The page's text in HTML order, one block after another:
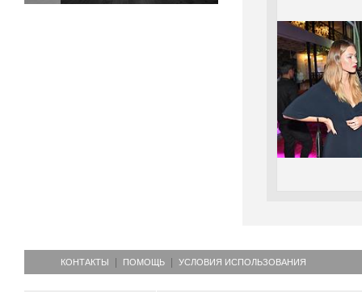
КОНТАКТЫ ПОМОЩЬ УСЛОВИЯ ИСПОЛЬЗОВАНИЯ